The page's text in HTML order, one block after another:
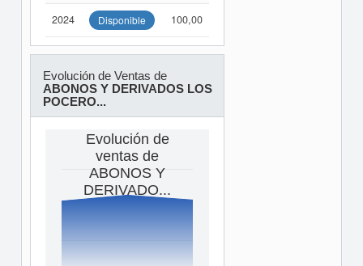
2024 Disponible 100,00
Evolución de Ventas de
ABONOS Y DERIVADOS LOS
POCERO...
Evolución de
ventas de
ABONOS Y
DERIVADO...